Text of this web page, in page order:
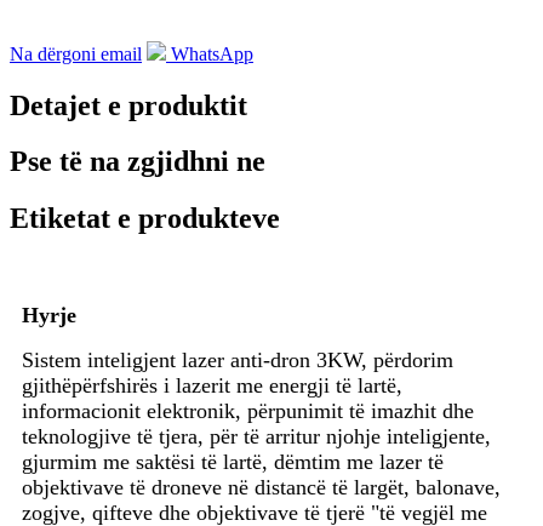
Na dërgoni email WhatsApp
Detajet e produktit
Pse të na zgjidhni ne
Etiketat e produkteve
Hyrje
Sistem inteligjent lazer anti-dron 3KW, përdorim
gjithëpërfshirës i lazerit me energji të lartë,
informacionit elektronik, përpunimit të imazhit dhe
teknologjive të tjera, për të arritur njohje inteligjente,
gjurmim me saktësi të lartë, dëmtim me lazer të
objektivave të droneve në distancë të largët, balonave,
zogjve, qifteve dhe objektivave të tjerë "të vegjël me